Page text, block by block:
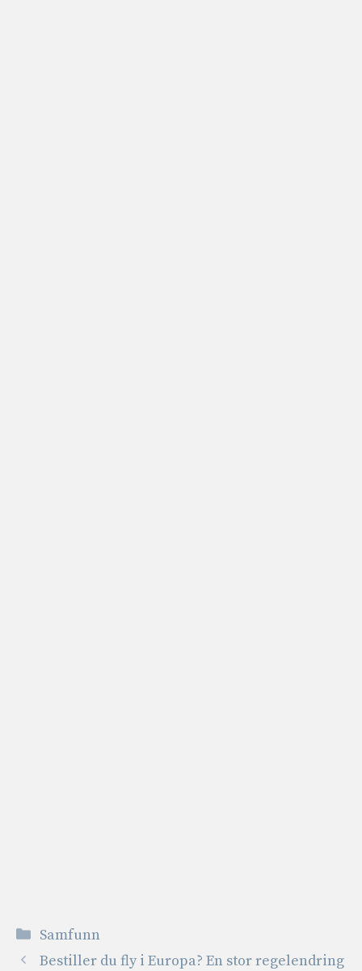
Kategorier
Samfunn
Bestiller du fly i Europa? En stor regelendring